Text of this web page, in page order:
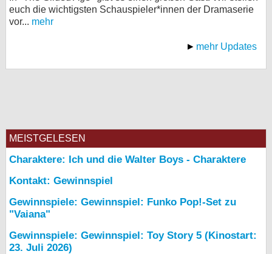
euch die wichtigsten Schauspieler*innen der Dramaserie
vor... mehr
mehr Updates
MEISTGELESEN
Charaktere: Ich und die Walter Boys - Charaktere
Kontakt: Gewinnspiel
Gewinnspiele: Gewinnspiel: Funko Pop!-Set zu
"Vaiana"
Gewinnspiele: Gewinnspiel: Toy Story 5 (Kinostart:
23. Juli 2026)